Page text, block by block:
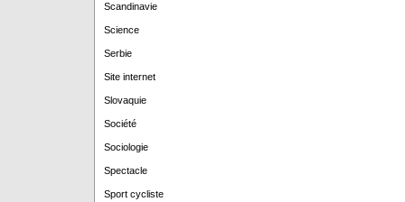
Scandinavie
Science
Serbie
Site internet
Slovaquie
Société
Sociologie
Spectacle
Sport cycliste